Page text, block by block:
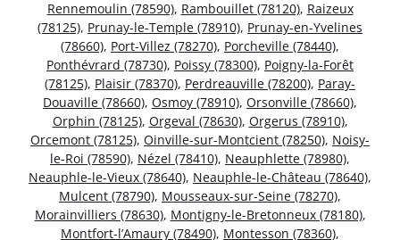
Rennemoulin (78590), Rambouillet (78120), Raizeux
(78125), Prunay-le-Temple (78910), Prunay-en-Yvelines
(78660), Port-Villez (78270), Porcheville (78440),
Ponthévrard (78730), Poissy (78300), Poigny-la-Forêt
(78125), Plaisir (78370), Perdreauville (78200), Paray-
Douaville (78660), Osmoy (78910), Orsonville (78660),
Orphin (78125), Orgeval (78630), Orgerus (78910),
Orcemont (78125), Oinville-sur-Montcient (78250), Noisy-
le-Roi (78590), Nézel (78410), Neauphlette (78980),
Neauphle-le-Vieux (78640), Neauphle-le-Château (78640),
Mulcent (78790), Mousseaux-sur-Seine (78270),
Morainvilliers (78630), Montigny-le-Bretonneux (78180),
Montfort-l’Amaury (78490), Montesson (78360),